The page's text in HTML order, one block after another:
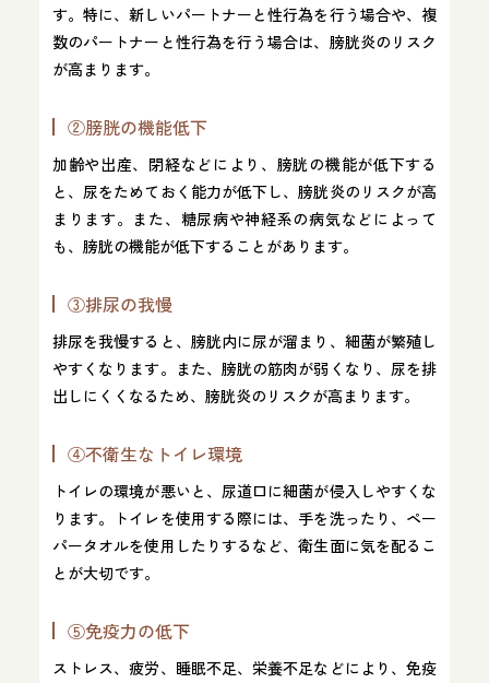
す。特に、新しいパートナーと性行為を行う場合や、複
数のパートナーと性行為を行う場合は、膀胱炎のリスク
が高まります。
②膀胱の機能低下
加齢や出産、閉経などにより、膀胱の機能が低下する
と、尿をためておく能力が低下し、膀胱炎のリスクが高
まります。また、糖尿病や神経系の病気などによって
も、膀胱の機能が低下することがあります。
③排尿の我慢
排尿を我慢すると、膀胱内に尿が溜まり、細菌が繁殖し
やすくなります。また、膀胱の筋肉が弱くなり、尿を排
出しにくくなるため、膀胱炎のリスクが高まります。
④不衛生なトイレ環境
トイレの環境が悪いと、尿道口に細菌が侵入しやすくな
ります。トイレを使用する際には、手を洗ったり、ペー
パータオルを使用したりするなど、衛生面に気を配るこ
とが大切です。
⑤免疫力の低下
ストレス、疲労、睡眠不足、栄養不足などにより、免疫